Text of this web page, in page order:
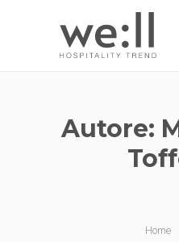
Autore:
Home